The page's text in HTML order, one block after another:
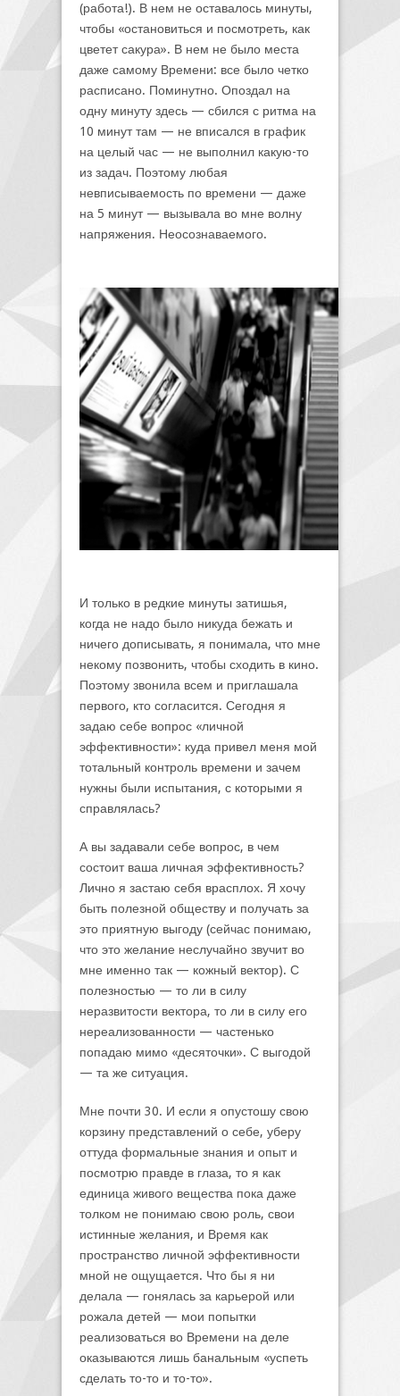
(работа!). В нем не оставалось минуты,
чтобы «остановиться и посмотреть, как
цветет сакура». В нем не было места
даже самому Времени: все было четко
расписано. Поминутно. Опоздал на
одну минуту здесь — сбился с ритма на
10 минут там — не вписался в график
на целый час — не выполнил какую-то
из задач. Поэтому любая
невписываемость по времени — даже
на 5 минут — вызывала во мне волну
напряжения. Неосознаваемого.
И только в редкие минуты затишья,
когда не надо было никуда бежать и
ничего дописывать, я понимала, что мне
некому позвонить, чтобы сходить в кино.
Поэтому звонила всем и приглашала
первого, кто согласится. Сегодня я
задаю себе вопрос «личной
эффективности»: куда привел меня мой
тотальный контроль времени и зачем
нужны были испытания, с которыми я
справлялась?
А вы задавали себе вопрос, в чем
состоит ваша личная эффективность?
Лично я застаю себя врасплох. Я хочу
быть полезной обществу и получать за
это приятную выгоду (сейчас понимаю,
что это желание неслучайно звучит во
мне именно так — кожный вектор). С
полезностью — то ли в силу
неразвитости вектора, то ли в силу его
нереализованности — частенько
попадаю мимо «десяточки». С выгодой
— та же ситуация.
Мне почти 30. И если я опустошу свою
корзину представлений о себе, уберу
оттуда формальные знания и опыт и
посмотрю правде в глаза, то я как
единица живого вещества пока даже
толком не понимаю свою роль, свои
истинные желания, и Время как
пространство личной эффективности
мной не ощущается. Что бы я ни
делала — гонялась за карьерой или
рожала детей — мои попытки
реализоваться во Времени на деле
оказываются лишь банальным «успеть
сделать то-то и то-то».